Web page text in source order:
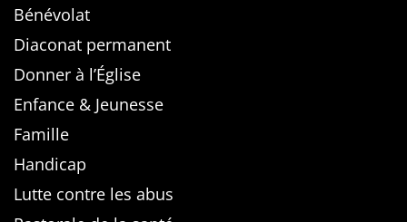
Bénévolat
Diaconat permanent
Donner à l’Église
Enfance & Jeunesse
Famille
Handicap
Lutte contre les abus